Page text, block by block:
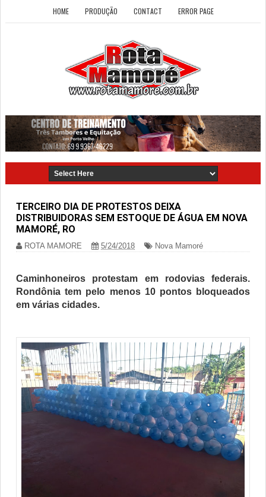
HOME PRODUÇÃO CONTACT ERROR PAGE
TERCEIRO DIA DE PROTESTOS DEIXA
DISTRIBUIDORAS SEM ESTOQUE DE ÁGUA EM NOVA
MAMORÉ, RO
ROTA MAMORE 5/24/2018 Nova Mamoré
Caminhoneiros protestam em rodovias federais.
Rondônia tem pelo menos 10 pontos bloqueados
em várias cidades.